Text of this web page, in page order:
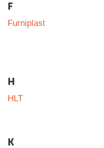
F
Furniplast
H
HLT
K